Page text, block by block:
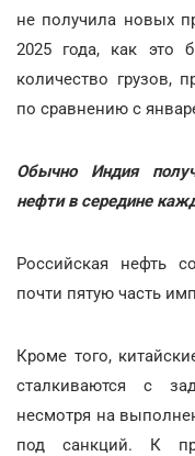
не получила новых
2025 года, как это
количество грузов,
по сравнению с
Обычно Индия
нефти в середине
Российская нефть
почти пятую часть
Кроме того,
сталкиваются с
несмотря на
под санкций. К